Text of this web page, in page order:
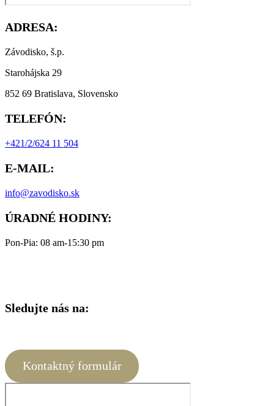
ADRESA:
Závodisko, š.p.
Starohájska 29
852 69 Bratislava, Slovensko
TELEFÓN:
+421/2/624 11 504
E-MAIL:
info@zavodisko.sk
ÚRADNÉ HODINY:
Pon-Pia: 08 am-15:30 pm
Sledujte nás na:
Kontaktný formulár